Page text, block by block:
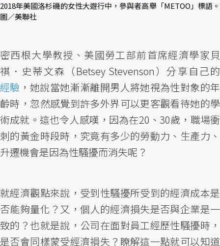
2018年美國洛杉磯的女性大遊行中，參與者高舉「METOO」標語。
圖／美聯社
密西根大學教授、美國勞工部前首席經濟學家貝
祺．史蒂文森（Betsey Stevenson）分享自己的
經驗 ，她說當她漸漸離開男人將她視為性對象的年
齡時，忽然感覺到許多外界可以更客觀看待她的學
術成就。這也令人感嘆，因為在20、30歲，職場衝
刺的黃金時段時，究竟有多少的勞動力、生產力、
升遷機會是因為性騷擾而消失呢？
就經濟觀點來說，受到性騷擾所受到的經濟成本是
否能夠量化？又，個人的經濟損失是否與企業是一
致的？也就是說，公司在面對員工經歷性騷擾時，
是否會同樣蒙受經濟損失？瞭解這一點就可以知道